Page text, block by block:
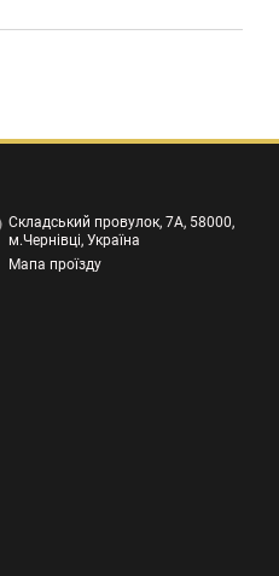
Складський провулок, 7А, 58000,
м.Чернівці, Україна
Мапа проїзду